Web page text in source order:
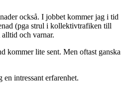
också. I jobbet kommer jag i tid
(pga strul i kollektivtrafiken till
och varnar.
kommer lite sent. Men oftast ganska
en intressant erfarenhet.